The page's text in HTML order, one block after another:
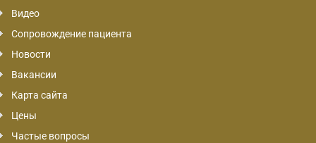
Видео
Сопровождение пациента
Новости
Вакансии
Карта сайта
Цены
Частые вопросы